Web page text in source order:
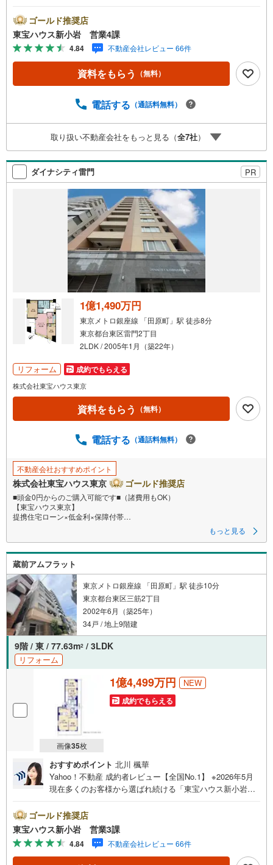
見学OK■営業時間内（9:00～20:00）はお電話でのご連絡が
スムーズです。ご自宅への送迎・最寄駅でのお待ち合わせ
等、お気軽にご相談ください。 選ばれる3つの「圧倒的メ
リット」 （1）【業界最低水準の提携住宅ローン】「他社
で断られた」「借入がある」方も独自審査で多数承認！優
遇金利と各種手数料0円でお得に。（2）【未来カレンダー
ュレーション。「月々いくらなら安心か」をプロが明確に
はありません。専属FPがお引渡し後も一生涯お守りしま
す。 Yahoo！不動産キャンペーン対象店舗 当店でのご成約
でPayPayボーナスがもらえるキャンペーン対象です！※必
ずYahoo！ JAPAN IDでログインの上お問い合わせくださ
い。
ゴールド推奨店
東宝ハウス新小岩 営業4課
4.84 不動産会社レビュー 66件
資料をもらう （無料）
電話する （通話料無料）
取り扱い不動産会社をもっと見る（全7社）
ダイナシティ雷門 PR
1億1,490万円
東京メトロ銀座線 「田原町」駅 徒歩8分
東京都台東区雷門2丁目
2LDK / 2005年1月（築22年）
リフォーム 成約でもらえる
株式会社東宝ハウス東京
資料をもらう （無料）
電話する （通話料無料）
不動産会社おすすめポイント
株式会社東宝ハウス東京 ゴールド推奨店
■頭金0円からのご購入可能です■（諸費用もOK）
【東宝ハウス東京】
提携住宅ローン×低金利×保障付帯
【Yahoo！ 不動産キャンペーン対象店舗】
当店で物件を成約するとPayPayボーナスライトがもらえる
「Yahoo！ 不動産 物件ご成約キャンペーン」の対象になります。
「資料をもらう」「見学予約をする」ボタンからお問い合わせください。
※必ずYahoo！ JAPAN IDでログインしてください。
※PayPayボーナスライトは出金と譲渡はできません。
ご案内・詳細な資料のご請求はお気軽にどうぞ♪
お電話でのお問い合わせも常時受け付けております！
お気軽にお問い合わせください。
もっと見る
蔵前アムフラット
東京メトロ銀座線 「田原町」駅 徒歩10分
東京都台東区三筋2丁目
2002年6月（築25年）
34戸 / 地上9階建
9階 / 東 / 77.63m2 / 3LDK
リフォーム
画像35枚
1億4,499万円 NEW
成約でもらえる
おすすめポイント 北川 楓華
Yahoo！不動産 成約者レビュー【全国No.1】 ※2026年5月
現在多くのお客様から選ばれ続ける「東宝ハウス新小岩」
見学OK■営業時間内（9:00～20:00）はお電話でのご連絡が
スムーズです。ご自宅への送迎・最寄駅でのお待ち合わせ
等、お気軽にご相談ください。 選ばれる3つの「圧倒的メ
リット」 （1）【業界最低水準の提携住宅ローン】「他社
で断られた」「借入がある」方も独自審査で多数承認！優
ゴールド推奨店
東宝ハウス新小岩 営業3課
4.84 不動産会社レビュー 66件